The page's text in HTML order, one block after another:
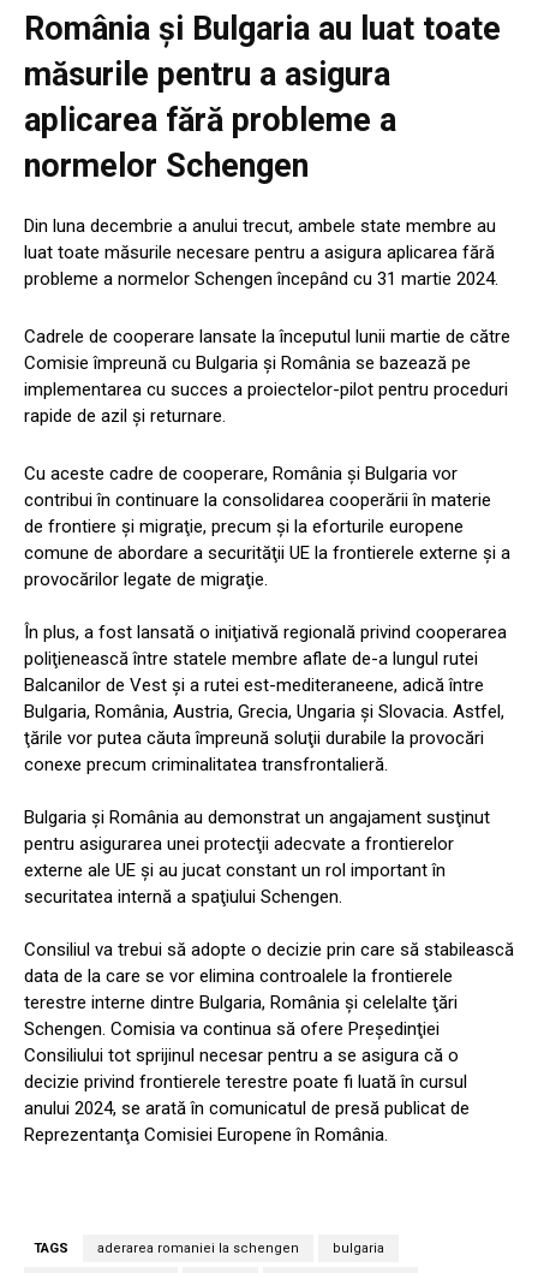
România și Bulgaria au luat toate
măsurile pentru a asigura
aplicarea fără probleme a
normelor Schengen
Din luna decembrie a anului trecut, ambele state membre au
luat toate măsurile necesare pentru a asigura aplicarea fără
probleme a normelor Schengen începând cu 31 martie 2024.
Cadrele de cooperare lansate la începutul lunii martie de către
Comisie împreună cu Bulgaria şi România se bazează pe
implementarea cu succes a proiectelor-pilot pentru proceduri
rapide de azil şi returnare.
Cu aceste cadre de cooperare, România şi Bulgaria vor
contribui în continuare la consolidarea cooperării în materie
de frontiere şi migraţie, precum şi la eforturile europene
comune de abordare a securităţii UE la frontierele externe şi a
provocărilor legate de migraţie.
În plus, a fost lansată o iniţiativă regională privind cooperarea
poliţienească între statele membre aflate de-a lungul rutei
Balcanilor de Vest şi a rutei est-mediteraneene, adică între
Bulgaria, România, Austria, Grecia, Ungaria şi Slovacia. Astfel,
ţările vor putea căuta împreună soluţii durabile la provocări
conexe precum criminalitatea transfrontalieră.
Bulgaria şi România au demonstrat un angajament susţinut
pentru asigurarea unei protecţii adecvate a frontierelor
externe ale UE şi au jucat constant un rol important în
securitatea internă a spaţiului Schengen.
Consiliul va trebui să adopte o decizie prin care să stabilească
data de la care se vor elimina controalele la frontierele
terestre interne dintre Bulgaria, România şi celelalte ţări
Schengen. Comisia va continua să ofere Preşedinţiei
Consiliului tot sprijinul necesar pentru a se asigura că o
decizie privind frontierele terestre poate fi luată în cursul
anului 2024, se arată în comunicatul de presă publicat de
Reprezentanţa Comisiei Europene în România.
TAGS aderarea romaniei la schengen bulgaria